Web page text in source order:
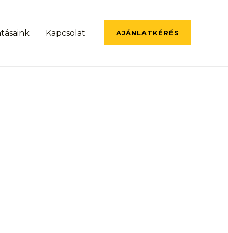
Kapcsolat AJÁNLATKÉRÉS